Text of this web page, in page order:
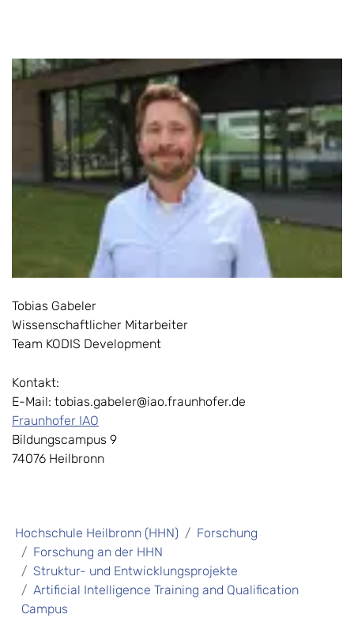
Tobias Gabeler
Wissenschaftlicher Mitarbeiter
Team KODIS Development
Kontakt:
E-Mail: tobias.gabeler@iao.fraunhofer.de
Fraunhofer IAO
Bildungscampus 9
74076 Heilbronn
Hochschule Heilbronn (HHN)
Forschung
Forschung an der HHN
Struktur- und Entwicklungsprojekte
Artificial Intelligence Training and Qualification
Campus